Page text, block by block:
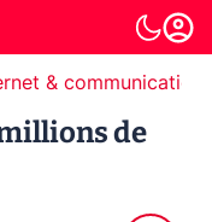
& communication
de